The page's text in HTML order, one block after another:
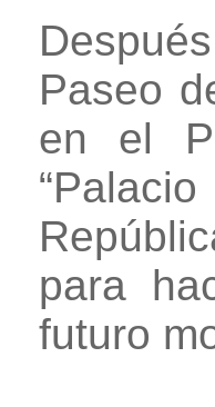
Paseo
en el
para
futuro